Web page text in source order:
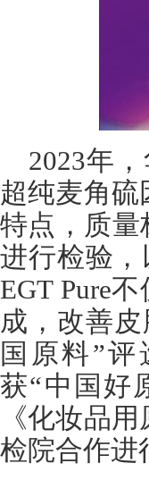
2023年
超纯麦角
特点，质量
进行检验
EGT Pure
成，改善
国原料”评
获“中国好
《化妆品
检院合作进